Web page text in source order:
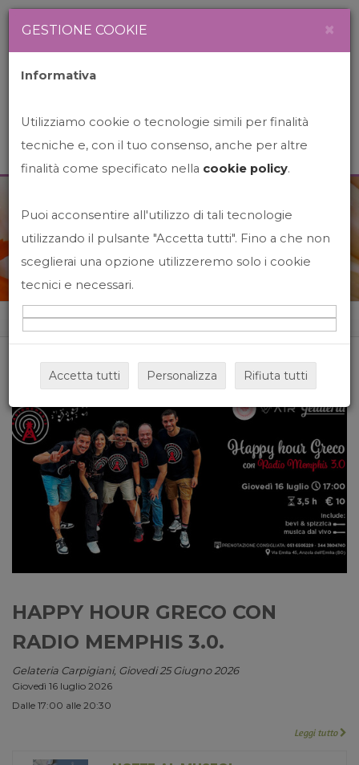
News&Events
Home News&events
HAPPY HOUR GRECO CON
RADIO MEMPHIS 3.0.
Gelateria Carpigiani, Giovedi 25 Giugno 2026
Giovedì 16 luglio 2026
Dalle 17:00 alle 20:30
Leggi tutto
GESTIONE COOKIE ×
Informativa
Utilizziamo cookie o tecnologie simili per finalità
tecniche e, con il tuo consenso, anche per altre
finalità come specificato nella cookie policy.
Puoi acconsentire all'utilizzo di tali tecnologie
utilizzando il pulsante "Accetta tutti". Fino a che non
sceglierai una opzione utilizzeremo solo i cookie
tecnici e necessari.
Accetta tutti Personalizza Rifiuta tutti